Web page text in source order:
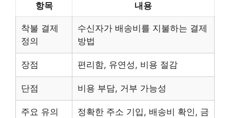
항목 내용
착불 결제
정의
수신자가 배송비를 지불하는 결제
방법
장점 편리함, 유연성, 비용 절감
단점 비용 부담, 거부 가능성
주요 유의
정확한 주소 기입, 배송비 확인, 금